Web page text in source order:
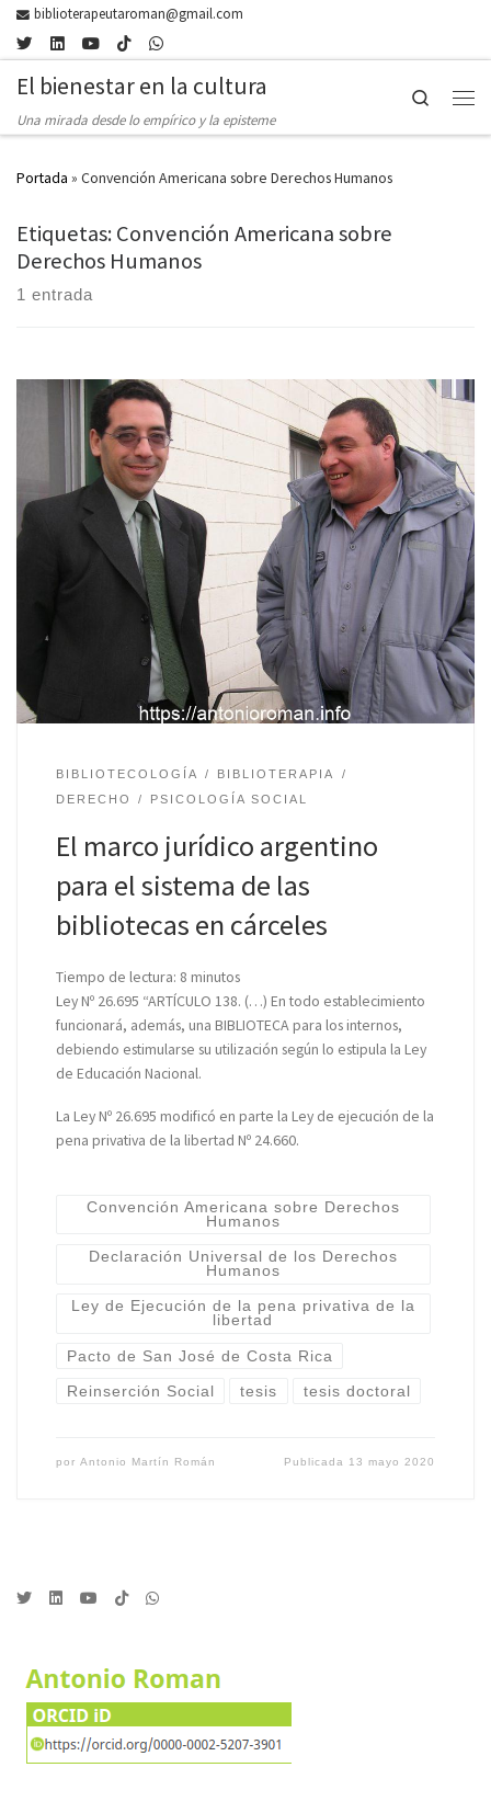
Skip to content
biblioterapeutaroman@gmail.com
El bienestar en la cultura
Una mirada desde lo empírico y la episteme
Search
Portada » Convención Americana sobre Derechos Humanos
Etiquetas: Convención Americana sobre
Derechos Humanos
1 entrada
BIBLIOTECOLOGÍA
BIBLIOTERAPIA
DERECHO
PSICOLOGÍA SOCIAL
El marco jurídico argentino
para el sistema de las
bibliotecas en cárceles
Tiempo de lectura: 8 minutos
Ley Nº 26.695 “ARTÍCULO 138. (…) En todo establecimiento
funcionará, además, una BIBLIOTECA para los internos,
debiendo estimularse su utilización según lo estipula la Ley
de Educación Nacional.
La Ley Nº 26.695 modificó en parte la Ley de ejecución de la
pena privativa de la libertad Nº 24.660.
Convención Americana sobre Derechos
Humanos
Declaración Universal de los Derechos
Humanos
Ley de Ejecución de la pena privativa de la
libertad
Pacto de San José de Costa Rica
Reinserción Social tesis tesis doctoral
por Antonio Martín Román Publicada 13 mayo 2020